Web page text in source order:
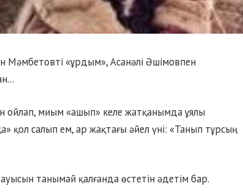
Мәмбетовті «ұрдым», Асанәлі Әшімовпен
ойлап, миым «ашып» келе жатқанымда ұялы
қол салып ем, ар жақтағы әйел үні: «Танып тұрсың
танымай қалғанда өстетін әдетім бар.